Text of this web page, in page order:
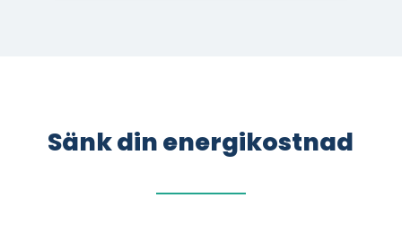
Sänk din energikostnad